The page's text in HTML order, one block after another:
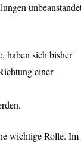
haben sich bisher
einer
wichtige Rolle. Im